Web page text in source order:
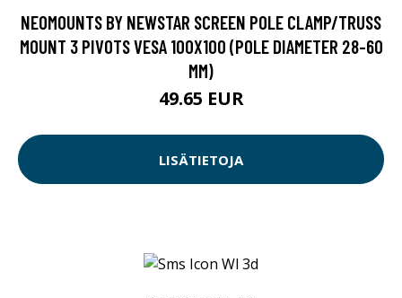
NEOMOUNTS BY NEWSTAR SCREEN POLE CLAMP/TRUSS
MOUNT 3 PIVOTS VESA 100X100 (POLE DIAMETER 28-60
MM)
49.65 EUR
LISÄTIETOJA